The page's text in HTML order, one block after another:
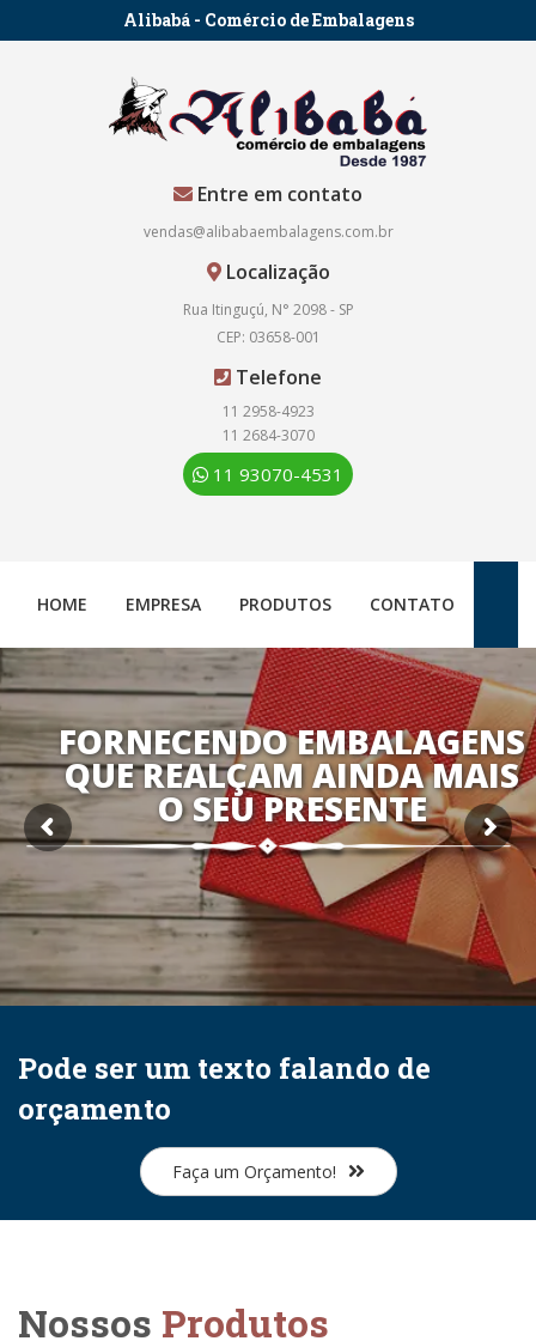
Alibabá - Comércio de Embalagens
Entre em contato
vendas@alibabaembalagens.com.br
Localização
Rua Itinguçú, N° 2098 - SP
CEP: 03658-001
Telefone
11 2958-4923
11 2684-3070
11 93070-4531
HOME EMPRESA PRODUTOS CONTATO
FORNECENDO EMBALAGENS
QUE REALÇAM AINDA MAIS
O SEU PRESENTE
Pode ser um texto falando de
orçamento
Faça um Orçamento!
Nossos Produtos